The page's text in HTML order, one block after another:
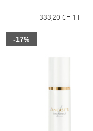
333,20 € = 1 l
-17%